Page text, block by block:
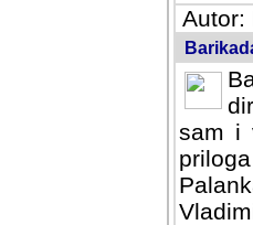
Autor:
sam i